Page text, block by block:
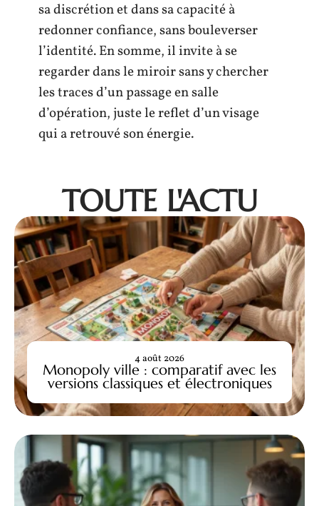
sa discrétion et dans sa capacité à
redonner confiance, sans bouleverser
l’identité. En somme, il invite à se
regarder dans le miroir sans y chercher
les traces d’un passage en salle
d’opération, juste le reflet d’un visage
qui a retrouvé son énergie.
TOUTE L'ACTU
Monopoly ville : comparatif avec les
versions classiques et électroniques
4 août 2026